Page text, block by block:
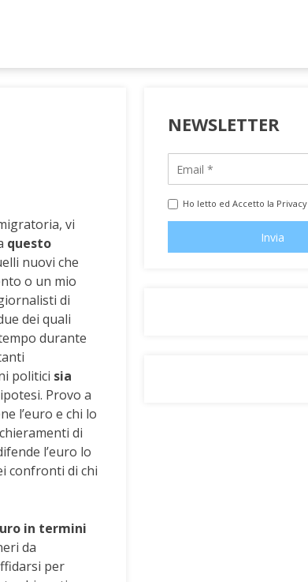
vi
questo
nuovi che
o un mio
di
dei quali
durante
politici sia
Provo a
l’euro e chi lo
di
l’euro lo
confronti di chi
in termini
da
per
NEWSLETTER
Ho letto ed Accetto la Privacy